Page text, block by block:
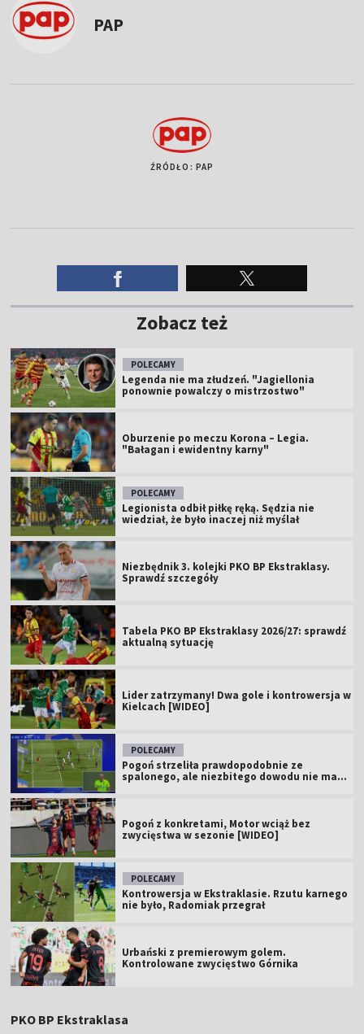
PAP
ŹRÓDŁO: PAP
Zobacz też
POLECAMY
Legenda nie ma złudzeń. "Jagiellonia
ponownie powalczy o mistrzostwo"
Oburzenie po meczu Korona – Legia.
"Bałagan i ewidentny karny"
POLECAMY
Legionista odbił piłkę ręką. Sędzia nie
wiedział, że było inaczej niż myślał
Niezbędnik 3. kolejki PKO BP Ekstraklasy.
Sprawdź szczegóły
Tabela PKO BP Ekstraklasy 2026/27: sprawdź
aktualną sytuację
Lider zatrzymany! Dwa gole i kontrowersja w
Kielcach [WIDEO]
POLECAMY
Pogoń strzeliła prawdopodobnie ze
spalonego, ale niezbitego dowodu nie ma...
Pogoń z konkretami, Motor wciąż bez
zwycięstwa w sezonie [WIDEO]
POLECAMY
Kontrowersja w Ekstraklasie. Rzutu karnego
nie było, Radomiak przegrał
Urbański z premierowym golem.
Kontrolowane zwycięstwo Górnika
PKO BP Ekstraklasa